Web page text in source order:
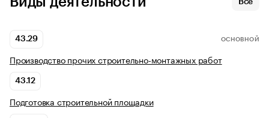
Все
43.29 ОСНОВНОЙ
Производство прочих строительно-монтажных работ
43.12
Подготовка строительной площадки